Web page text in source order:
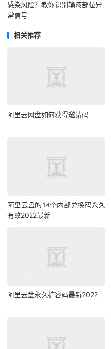
感染风险？教你识别输液部位异
常信号
相关推荐
阿里云网盘如何获得邀请码
阿里云盘的14个内部兑换码永久
有效2022最新
阿里云盘永久扩容码最新2022